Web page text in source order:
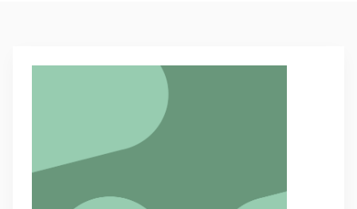
Mehr zu Handreichungen & Merkblätter